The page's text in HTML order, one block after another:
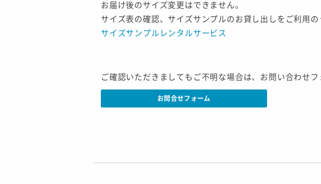
お届け後のサイズ変更はできません。
サイズ表の確認、サイズサンプルのお貸し出しをご利用
サイズサンプルレンタルサービス
ご確認いただきましてもご不明な場合は、お問い合わせフ
お問合せフォーム